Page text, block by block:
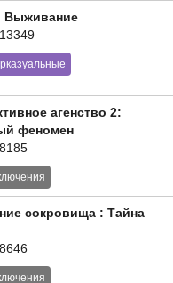
Выживание
агенство 2:
феномен
сокровища : Тайна